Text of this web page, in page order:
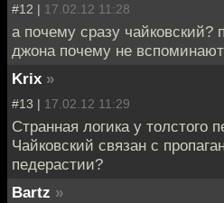
#12 | 17.02.12 11:28
а почему сразу чайковский?
джона почему не
Krix »
#13 | 17.02.12 11:29
Странная логика у толстого
Чайковский связан с
педерастии?
Bartz »